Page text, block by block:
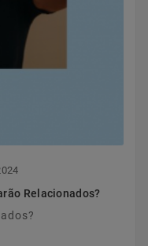
Relacionados?